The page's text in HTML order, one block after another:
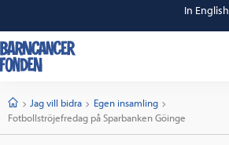
In English
StartJag vill bidra
Egen insamling
Current:
Fotbollströjefredag på Sparbanken Göinge